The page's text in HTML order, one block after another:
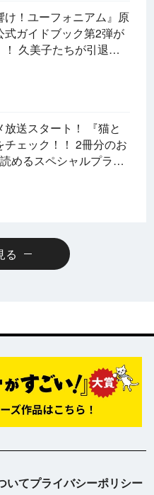
け！ユーフォニアム』原
式ガイドブック第2弾が
し
ろし小説など充実の内
放送スタート！ 『猫と
チェック！！ 2冊分のお
めるスペシャルプライ
ミックスも発売！
る
いてプライバシーポリシー